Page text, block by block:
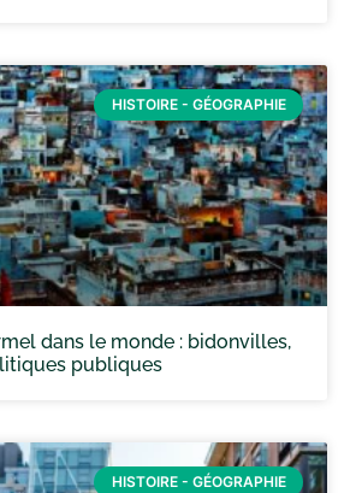
HISTOIRE - GÉOGRAPHIE
dans le monde : bidonvilles,
publiques
HISTOIRE - GÉOGRAPHIE